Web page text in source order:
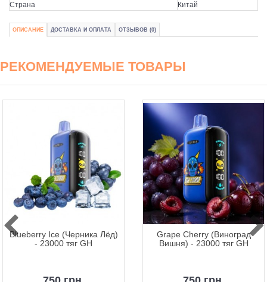
Страна
Китай
ОПИСАНИЕ ДОСТАВКА И ОПЛАТА ОТЗЫВОВ (0)
РЕКОМЕНДУЕМЫЕ ТОВАРЫ
Blueberry Ice (Черника Лёд)
- 23000 тяг GH
Grape Cherry (Виноград
Вишня) - 23000 тяг GH